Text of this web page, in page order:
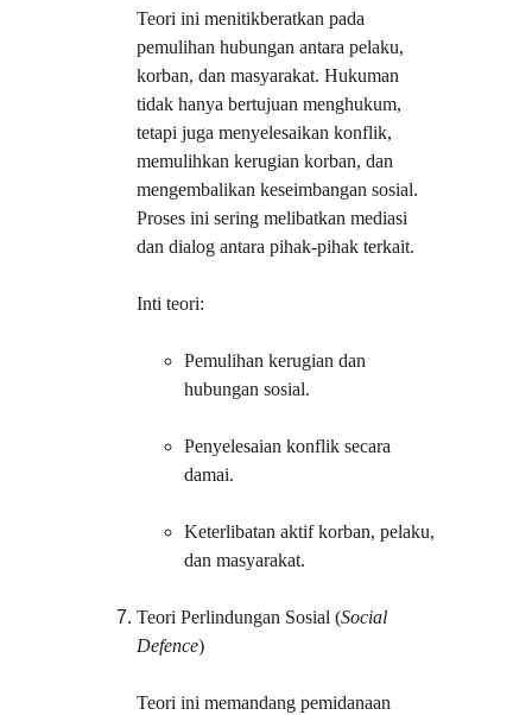
Teori ini menitikberatkan pada
pemulihan hubungan antara pelaku,
korban, dan masyarakat. Hukuman
tidak hanya bertujuan menghukum,
tetapi juga menyelesaikan konflik,
memulihkan kerugian korban, dan
mengembalikan keseimbangan sosial.
Proses ini sering melibatkan mediasi
dan dialog antara pihak-pihak terkait.
Inti teori:
Pemulihan kerugian dan
hubungan sosial.
Penyelesaian konflik secara
damai.
Keterlibatan aktif korban, pelaku,
dan masyarakat.
Teori Perlindungan Sosial (Social
Defence)
Teori ini memandang pemidanaan